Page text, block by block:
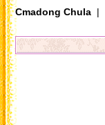
Cmadong Chula|